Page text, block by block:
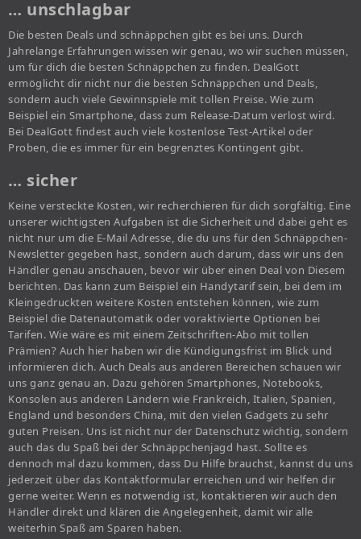
… unschlagbar
Die besten Deals und schnäppchen gibt es bei uns. Durch
Jahrelange Erfahrungen wissen wir genau, wo wir suchen müssen,
um für dich die besten Schnäppchen zu finden. DealGott
ermöglicht dir nicht nur die besten Schnäppchen und Deals,
sondern auch viele Gewinnspiele mit tollen Preise. Wie zum
Beispiel ein Smartphone, dass zum Release-Datum verlost wird.
Bei DealGott findest auch viele kostenlose Test-Artikel oder
Proben, die es immer für ein begrenztes Kontingent gibt.
… sicher
Keine versteckte Kosten, wir recherchieren für dich sorgfältig. Eine
unserer wichtigsten Aufgaben ist die Sicherheit und dabei geht es
nicht nur um die E-Mail Adresse, die du uns für den Schnäppchen-
Newsletter gegeben hast, sondern auch darum, dass wir uns den
Händler genau anschauen, bevor wir über einen Deal von Diesem
berichten. Das kann zum Beispiel ein Handytarif sein, bei dem im
Kleingedruckten weitere Kosten entstehen können, wie zum
Beispiel die Datenautomatik oder voraktivierte Optionen bei
Tarifen. Wie wäre es mit einem Zeitschriften-Abo mit tollen
Prämien? Auch hier haben wir die Kündigungsfrist im Blick und
informieren dich. Auch Deals aus anderen Bereichen schauen wir
uns ganz genau an. Dazu gehören Smartphones, Notebooks,
Konsolen aus anderen Ländern wie Frankreich, Italien, Spanien,
England und besonders China, mit den vielen Gadgets zu sehr
guten Preisen. Uns ist nicht nur der Datenschutz wichtig, sondern
auch das du Spaß bei der Schnäppchenjagd hast. Sollte es
dennoch mal dazu kommen, dass Du Hilfe brauchst, kannst du uns
jederzeit über das Kontaktformular erreichen und wir helfen dir
gerne weiter. Wenn es notwendig ist, kontaktieren wir auch den
Händler direkt und klären die Angelegenheit, damit wir alle
weiterhin Spaß am Sparen haben.